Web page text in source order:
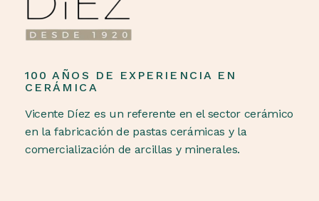
100 AÑOS DE EXPERIENCIA EN
CERÁMICA
Vicente Díez es un referente en el sector cerámico
en la fabricación de pastas cerámicas y la
comercialización de arcillas y minerales.